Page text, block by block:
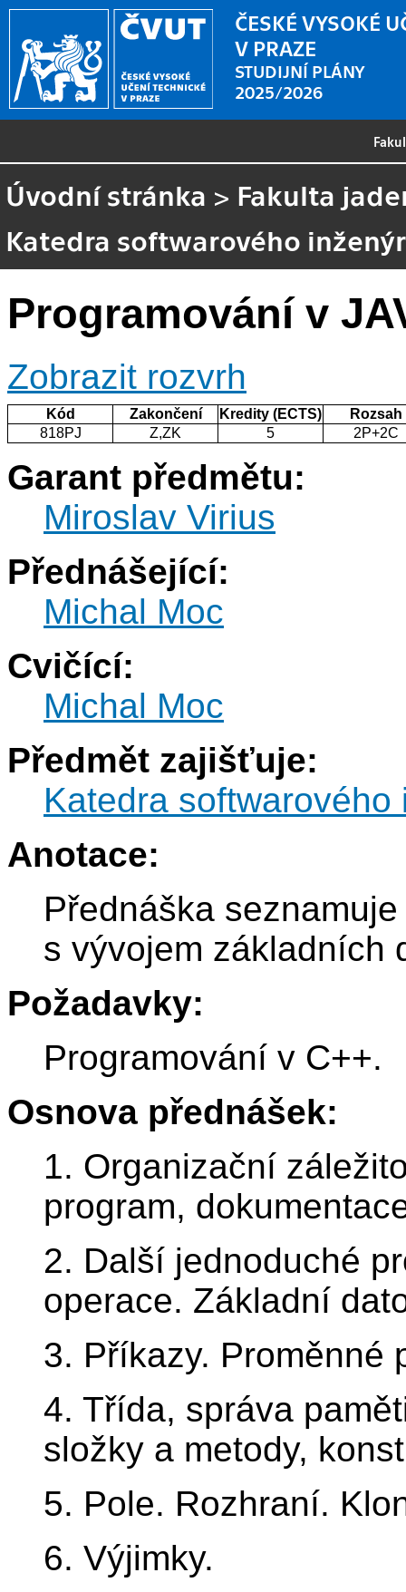
ČESKÉ VYSOKÉ
V PRAZE
STUDIJNÍ PLÁNY
2025/2026
Úvodní stránka > Fakulta
Katedra softwarového
Programování v
Zobrazit rozvrh
Kód Zakončení Kredity (ECTS)
Rozsah
818PJ
Z,ZK 5 2P+2C
Garant předmětu:
Miroslav Virius
Přednášející:
Michal Moc
Cvičící:
Michal Moc
Předmět zajišťuje:
Katedra softwarového
Anotace:
Přednáška
s vývojem základních
Požadavky:
Programování v C++.
Osnova přednášek:
1. Organizační
program,
2. Další jednoduché
operace. Základní
3. Příkazy. Proměnné
4. Třída, správa
složky a metody,
5. Pole. Rozhraní.
6. Výjimky.